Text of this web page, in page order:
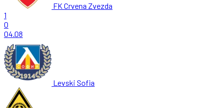
FK Crvena Zvezda
1
0
04.08
Levski Sofia